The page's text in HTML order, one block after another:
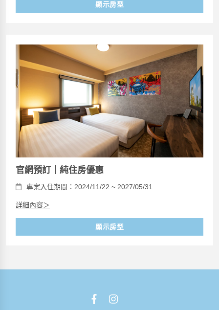
顯示房型
官網預訂｜純住房優惠
專案入住期間：2024/11/22 ~ 2027/05/31
詳細內容＞
顯示房型